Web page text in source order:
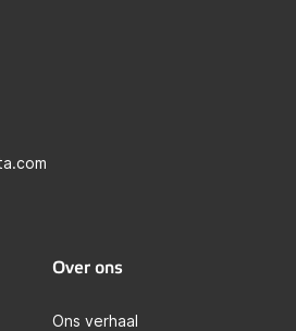
Over ons
Ons verhaal